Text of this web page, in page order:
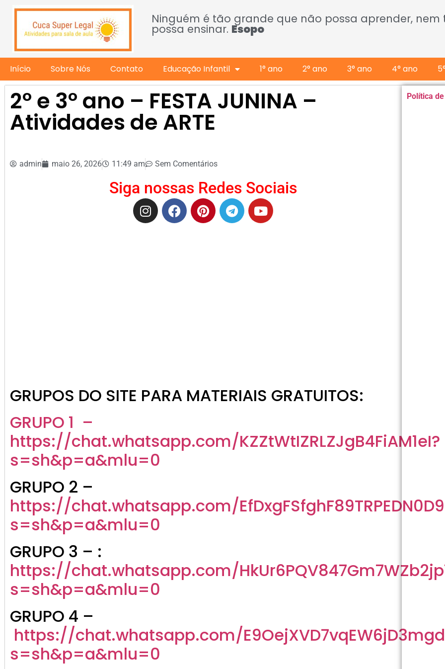
Ninguém é tão grande que não possa aprender,
possa ensinar. Esopo
Início Sobre Nós Contato Educação Infantil 1° ano 2° ano 3° ano 4° ano
2º e 3º ano – FESTA JUNINA –
Atividades de ARTE
admin maio 26, 2026 11:49 am Sem Comentários
Siga nossas Redes Sociais
GRUPOS DO SITE PARA MATERIAIS GRATUITOS:
GRUPO 1 –
https://chat.whatsapp.com/KZZtWtIZRLZJgB4FiAM1eI?
s=sh&p=a&mlu=0
GRUPO 2 –
https://chat.whatsapp.com/
s=sh&p=a&mlu=0
GRUPO 3 – :
https://chat.whatsapp.com/
s=sh&p=a&mlu=0
GRUPO 4 –
https://chat.whatsapp.com/
s=sh&p=a&mlu=0
Política